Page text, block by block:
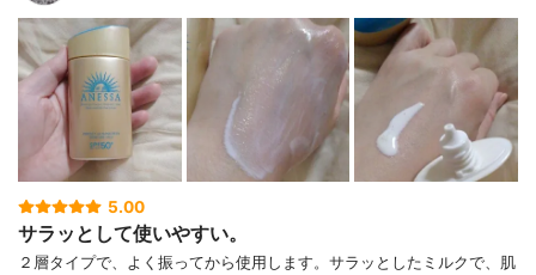
5.00
サラッとして使いやすい。
２層タイプで、よく振ってから使用します。サラッとしたミルクで、肌